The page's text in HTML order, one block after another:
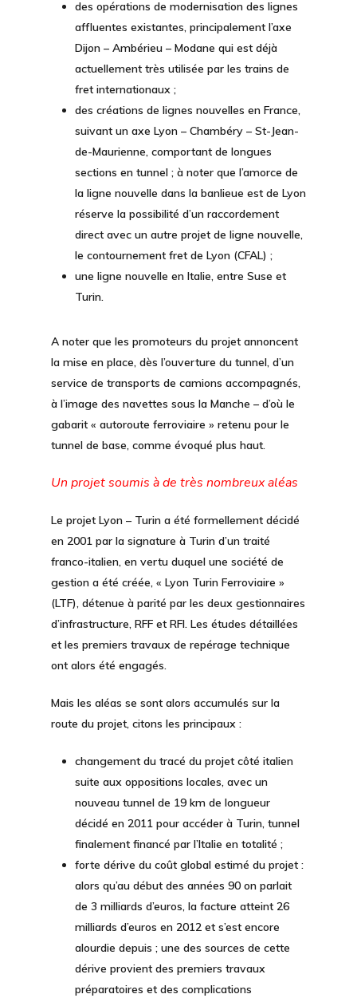
des opérations de modernisation des lignes
affluentes existantes, principalement l’axe
Dijon – Ambérieu – Modane qui est déjà
actuellement très utilisée par les trains de
fret internationaux ;
des créations de lignes nouvelles en France,
suivant un axe Lyon – Chambéry – St-Jean-
de-Maurienne, comportant de longues
sections en tunnel ; à noter que l’amorce de
la ligne nouvelle dans la banlieue est de Lyon
réserve la possibilité d’un raccordement
direct avec un autre projet de ligne nouvelle,
le contournement fret de Lyon (CFAL) ;
une ligne nouvelle en Italie, entre Suse et
Turin.
A noter que les promoteurs du projet annoncent
la mise en place, dès l’ouverture du tunnel, d’un
service de transports de camions accompagnés,
à l’image des navettes sous la Manche – d’où le
gabarit « autoroute ferroviaire » retenu pour le
tunnel de base, comme évoqué plus haut.
Un projet soumis à de très nombreux aléas
Le projet Lyon – Turin a été formellement décidé
en 2001 par la signature à Turin d’un traité
franco-italien, en vertu duquel une société de
gestion a été créée, « Lyon Turin Ferroviaire »
(LTF), détenue à parité par les deux gestionnaires
d’infrastructure, RFF et RFI. Les études détaillées
et les premiers travaux de repérage technique
ont alors été engagés.
Mais les aléas se sont alors accumulés sur la
route du projet, citons les principaux :
changement du tracé du projet côté italien
suite aux oppositions locales, avec un
nouveau tunnel de 19 km de longueur
décidé en 2011 pour accéder à Turin, tunnel
finalement financé par l’Italie en totalité ;
forte dérive du coût global estimé du projet :
alors qu’au début des années 90 on parlait
de 3 milliards d’euros, la facture atteint 26
milliards d’euros en 2012 et s’est encore
alourdie depuis ; une des sources de cette
dérive provient des premiers travaux
préparatoires et des complications